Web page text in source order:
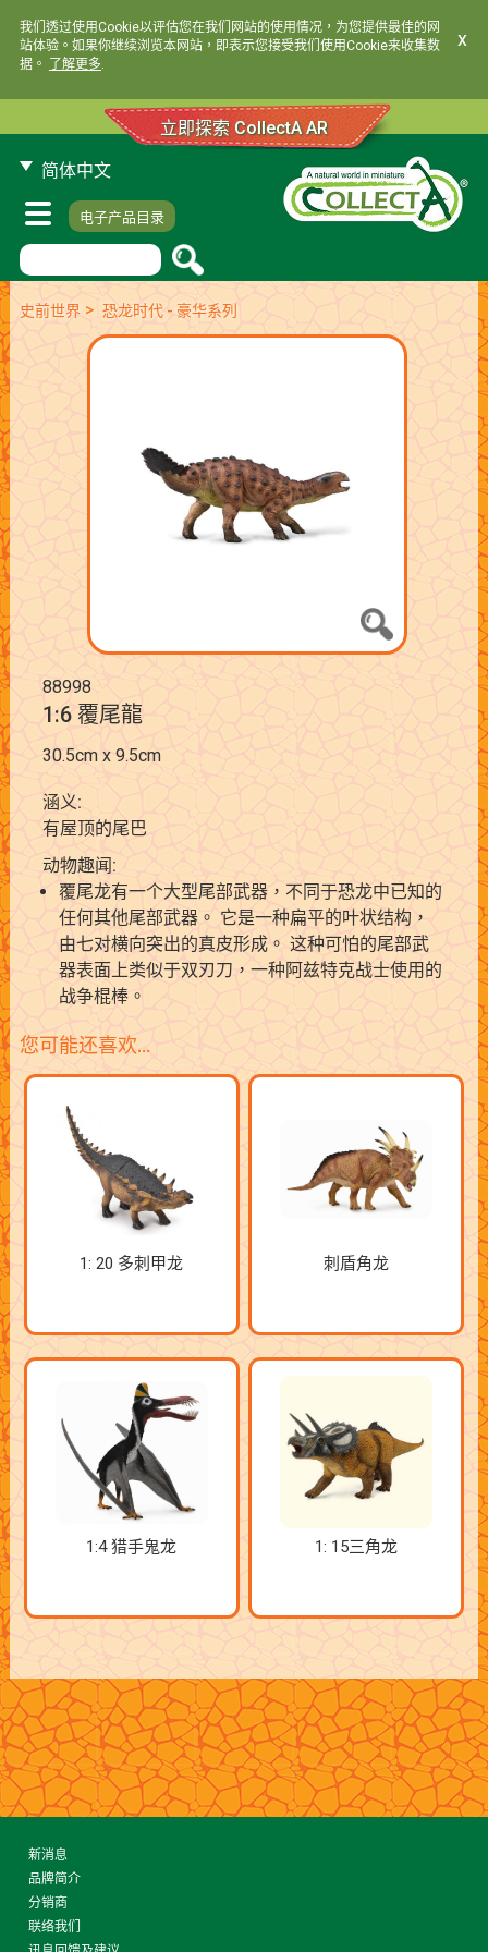
我们透过使用Cookie以评估您在我们网站的使用情况，为您提供最佳的网
站体验。如果你继续浏览本网站，即表示您接受我们使用Cookie来收集数
据。
了解更多.
x
立即探索 CollectA AR
简体中文
电子产品目录
史前世界> 恐龙时代 - 豪华系列
88998
1:6 覆尾龍
30.5cm x 9.5cm
涵义:
有屋顶的尾巴
动物趣闻:
覆尾龙有一个大型尾部武器，不同于恐龙中已知的
任何其他尾部武器。 它是一种扁平的叶状结构，
由七对横向突出的真皮形成。 这种可怕的尾部武
器表面上类似于双刃刀，一种阿兹特克战士使用的
战争棍棒。
您可能还喜欢…
1: 20 多刺甲龙 刺盾角龙
1:4 猎手鬼龙 1: 15三角龙
新消息
品牌简介
分销商
联络我们